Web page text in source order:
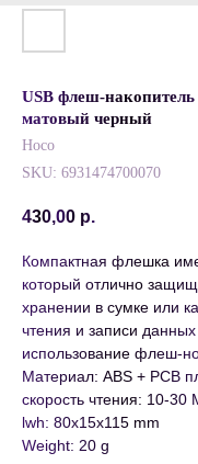
USB флеш-
матовый черный
Hoco
SKU: 6931474700070
430,00 р.
Компактная флешка
который отлично
хранении в сумке или
чтения и записи
использование флеш-
Материал: ABS + PCB
скорость чтения: 10-30
lwh: 80x15x115 mm
Weight: 20 g